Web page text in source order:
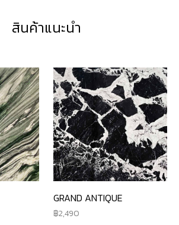
สินค้าแนะนำ
GRAND ANTIQUE
2,490